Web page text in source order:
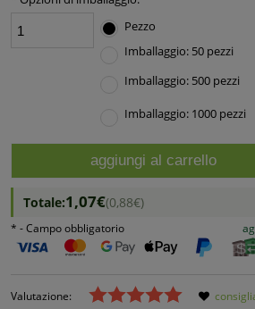
Pezzo
Imballaggio: 50 pezzi
Imballaggio: 500 pezzi
Imballaggio: 1000 pezzi
aggiungi al carrello
Totale:1,07€(0,88€)
* - Campo obbligatorio
Valutazione: